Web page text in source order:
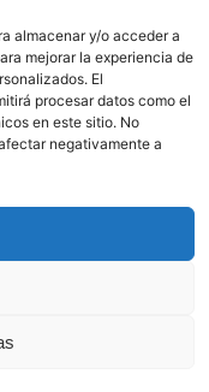
almacenar y/o acceder a
mejorar la experiencia de
El
procesar datos como el
en este sitio. No
negativamente a
de cookies
Ripoll